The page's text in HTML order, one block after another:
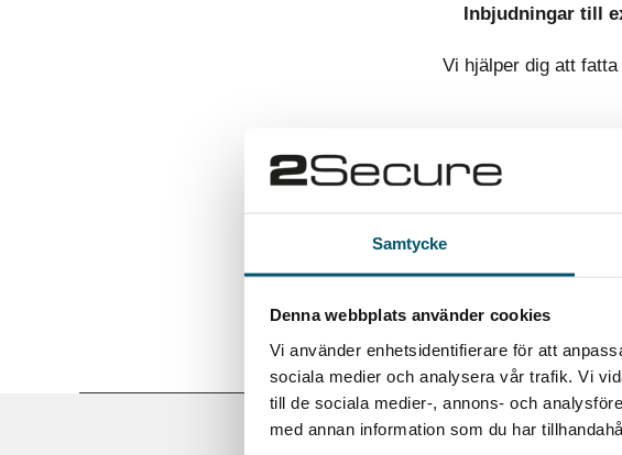
Samtycke
Denna webbplats använder cookies
Vi använder enhetsidentifierare för att
sociala medier och analysera vår trafik. Vi
till de sociala medier-, annons- och
med annan information som du har
Inbjudningar till
Vi hjälper dig att